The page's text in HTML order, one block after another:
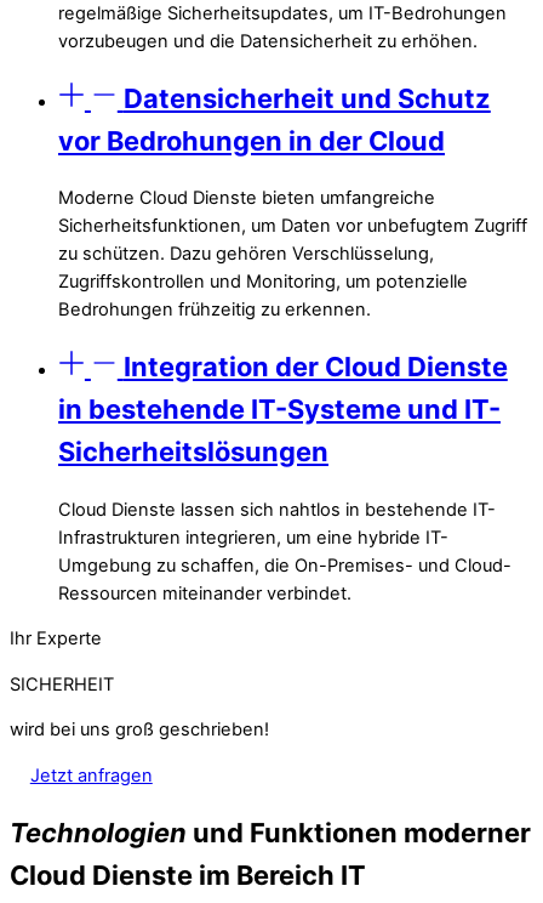
regelmäßige Sicherheitsupdates, um IT-Bedrohungen
vorzubeugen und die Datensicherheit zu erhöhen.
Datensicherheit und Schutz
vor Bedrohungen in der Cloud
Moderne Cloud Dienste bieten umfangreiche
Sicherheitsfunktionen, um Daten vor unbefugtem Zugriff
zu schützen. Dazu gehören Verschlüsselung,
Zugriffskontrollen und Monitoring, um potenzielle
Bedrohungen frühzeitig zu erkennen.
Integration der Cloud Dienste
in bestehende IT-Systeme und IT-
Sicherheitslösungen
Cloud Dienste lassen sich nahtlos in bestehende IT-
Infrastrukturen integrieren, um eine hybride IT-
Umgebung zu schaffen, die On-Premises- und Cloud-
Ressourcen miteinander verbindet.
Ihr Experte
SICHERHEIT
wird bei uns groß geschrieben!
Jetzt anfragen
Technologien und Funktionen moderner
Cloud Dienste im Bereich IT